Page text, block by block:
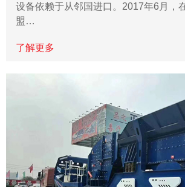
设备依赖于从邻国进口。2017年6月，
盟…
了解更多